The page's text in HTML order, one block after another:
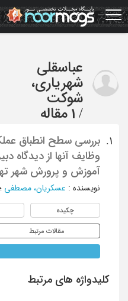
Skip
to
main
عباسقلی
شهریاری،
شوکت
/ 1 مقاله
1.
بررسی سطح انطباق
وظایف آنها از دیدگاه
آموزش و پرورش شهر
نویسنده : عسکریان، مصطفی ؛
چکیده
مقالات مرتبط
کلیدواژه های مرتبط